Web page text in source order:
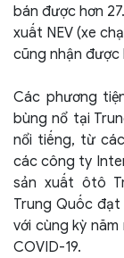
bán được hơn
xuất NEV (xe
cũng nhận
Các phương
bùng nổ tại
nổi tiếng, từ
các công ty
sản xuất ôtô
Trung Quốc đạt
với cùng kỳ
COVID-19.